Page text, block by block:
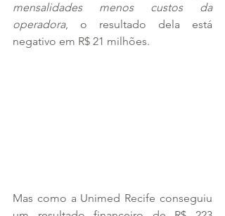
mensalidades menos custos da
operadora, o resultado dela está
negativo em R$ 21 milhões.
Mas como a Unimed Recife conseguiu